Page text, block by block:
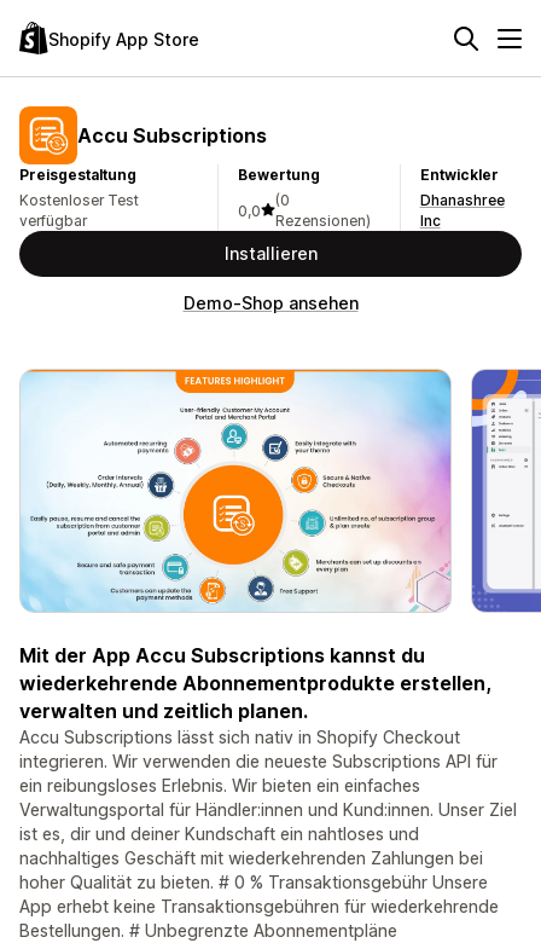
Shopify App Store
Accu Subscriptions
Preisgestaltung
Kostenloser Test
verfügbar
Bewertung
0,0
(0
Rezensionen)
Entwickler
Dhanashree
Inc
Installieren
Demo-Shop ansehen
Mit der App Accu Subscriptions kannst du
wiederkehrende Abonnementprodukte erstellen,
verwalten und zeitlich planen.
Accu Subscriptions lässt sich nativ in Shopify Checkout
integrieren. Wir verwenden die neueste Subscriptions API für
ein reibungsloses Erlebnis. Wir bieten ein einfaches
Verwaltungsportal für Händler:innen und Kund:innen. Unser Ziel
ist es, dir und deiner Kundschaft ein nahtloses und
nachhaltiges Geschäft mit wiederkehrenden Zahlungen bei
hoher Qualität zu bieten. # 0 % Transaktionsgebühr Unsere
App erhebt keine Transaktionsgebühren für wiederkehrende
Bestellungen. # Unbegrenzte Abonnementpläne